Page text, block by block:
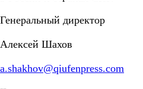
Генеральный директор
Алексей Шахов
a.shakhov@qiufenpress.com